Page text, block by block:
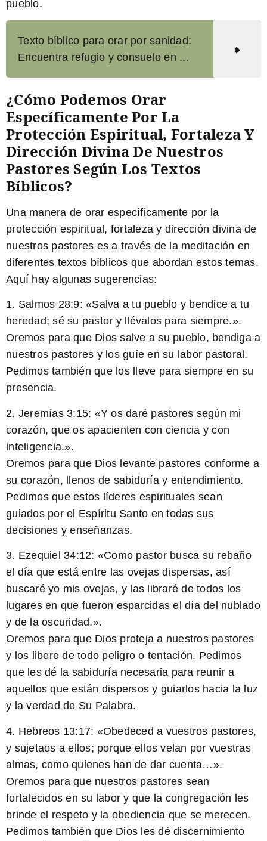
pueblo.
Texto bíblico para orar por sanidad:
Encuentra refugio y consuelo en ...
¿Cómo Podemos Orar
Específicamente Por La
Protección Espiritual, Fortaleza Y
Dirección Divina De Nuestros
Pastores Según Los Textos
Bíblicos?
Una manera de orar específicamente por la
protección espiritual, fortaleza y dirección divina de
nuestros pastores es a través de la meditación en
diferentes textos bíblicos que abordan estos temas.
Aquí hay algunas sugerencias:
1. Salmos 28:9: «Salva a tu pueblo y bendice a tu
heredad; sé su pastor y llévalos para siempre.».
Oremos para que Dios salve a su pueblo, bendiga a
nuestros pastores y los guíe en su labor pastoral.
Pedimos también que los lleve para siempre en su
presencia.
2. Jeremías 3:15: «Y os daré pastores según mi
corazón, que os apacienten con ciencia y con
inteligencia.».
Oremos para que Dios levante pastores conforme a
su corazón, llenos de sabiduría y entendimiento.
Pedimos que estos líderes espirituales sean
guiados por el Espíritu Santo en todas sus
decisiones y enseñanzas.
3. Ezequiel 34:12: «Como pastor busca su rebaño
el día que está entre las ovejas dispersas, así
buscaré yo mis ovejas, y las libraré de todos los
lugares en que fueron esparcidas el día del nublado
y de la oscuridad.».
Oremos para que Dios proteja a nuestros pastores
y los libere de todo peligro o tentación. Pedimos
que les dé la sabiduría necesaria para reunir a
aquellos que están dispersos y guiarlos hacia la luz
y la verdad de Su Palabra.
4. Hebreos 13:17: «Obedeced a vuestros pastores,
y sujetaos a ellos; porque ellos velan por vuestras
almas, como quienes han de dar cuenta…».
Oremos para que nuestros pastores sean
fortalecidos en su labor y que la congregación les
brinde el respeto y la obediencia que se merecen.
Pedimos también que Dios les dé discernimiento